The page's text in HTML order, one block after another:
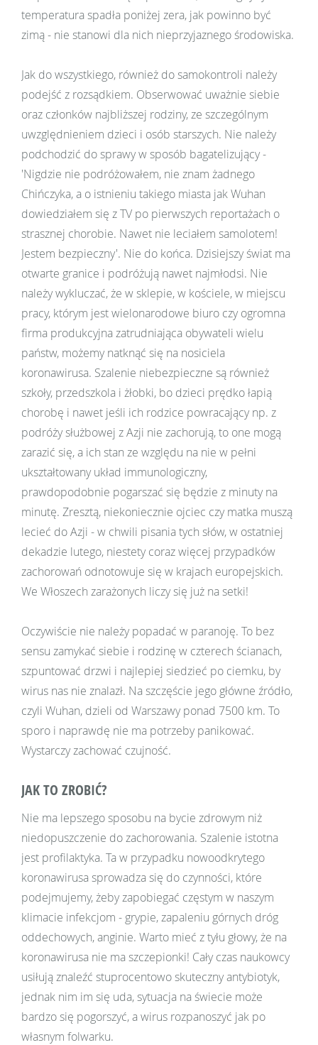
temperatura spadła poniżej zera, jak powinno być
zimą - nie stanowi dla nich nieprzyjaznego środowiska.
Jak do wszystkiego, również do samokontroli należy
podejść z rozsądkiem. Obserwować uważnie siebie
oraz członków najbliższej rodziny, ze szczególnym
uwzględnieniem dzieci i osób starszych. Nie należy
podchodzić do sprawy w sposób bagatelizujący -
'Nigdzie nie podróżowałem, nie znam żadnego
Chińczyka, a o istnieniu takiego miasta jak Wuhan
dowiedziałem się z TV po pierwszych reportażach o
strasznej chorobie. Nawet nie leciałem samolotem!
Jestem bezpieczny'. Nie do końca. Dzisiejszy świat ma
otwarte granice i podróżują nawet najmłodsi. Nie
należy wykluczać, że w sklepie, w kościele, w miejscu
pracy, którym jest wielonarodowe biuro czy ogromna
firma produkcyjna zatrudniająca obywateli wielu
państw, możemy natknąć się na nosiciela
koronawirusa. Szalenie niebezpieczne są również
szkoły, przedszkola i żłobki, bo dzieci prędko łapią
chorobę i nawet jeśli ich rodzice powracający np. z
podróży służbowej z Azji nie zachorują, to one mogą
zarazić się, a ich stan ze względu na nie w pełni
ukształtowany układ immunologiczny,
prawdopodobnie pogarszać się będzie z minuty na
minutę. Zresztą, niekoniecznie ojciec czy matka muszą
lecieć do Azji - w chwili pisania tych słów, w ostatniej
dekadzie lutego, niestety coraz więcej przypadków
zachorowań odnotowuje się w krajach europejskich.
We Włoszech zarażonych liczy się już na setki!
Oczywiście nie należy popadać w paranoję. To bez
sensu zamykać siebie i rodzinę w czterech ścianach,
szpuntować drzwi i najlepiej siedzieć po ciemku, by
wirus nas nie znalazł. Na szczęście jego główne źródło,
czyli Wuhan, dzieli od Warszawy ponad 7500 km. To
sporo i naprawdę nie ma potrzeby panikować.
Wystarczy zachować czujność.
JAK TO ZROBIĆ?
Nie ma lepszego sposobu na bycie zdrowym niż
niedopuszczenie do zachorowania. Szalenie istotna
jest profilaktyka. Ta w przypadku nowoodkrytego
koronawirusa sprowadza się do czynności, które
podejmujemy, żeby zapobiegać częstym w naszym
klimacie infekcjom - grypie, zapaleniu górnych dróg
oddechowych, anginie. Warto mieć z tyłu głowy, że na
koronawirusa nie ma szczepionki! Cały czas naukowcy
usiłują znaleźć stuprocentowo skuteczny antybiotyk,
jednak nim im się uda, sytuacja na świecie może
bardzo się pogorszyć, a wirus rozpanoszyć jak po
własnym folwarku.